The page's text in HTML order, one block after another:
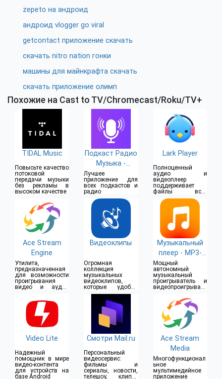
zepeto на андроид
андроид vlogger go viral
getcontact приложение скачать
скачать nitro nation гонки
машины для майнкрафта скачать
скачать приложение олимп
Похожие на Cast to TV/Chromecast/Roku/TV+
TIDAL Music
Повысьте качество
потоковой
передачи музыки
без рекламы в
высоком качестве
Подкаст Радио
Музыка -
Castbox
Лучшее
приложение для
всех подкастов и
радио
Lark Player
Полноценный
аудио и
видеоплеер
поддерживает
файлы всех
основных
форматов
Ace Stream
Engine
Утилита,
предназначенная
для возможности
проигрывания
видео и аудио
Видеоклипы
Огромная
коллекция
музыкальных
видеоклипов,
которые удобно
разделены по
жанрам
Музыкальный
плеер - MP3-
плеер
Мощный
автономный
музыкальный
проигрыватель и
видеопроигрывате
Video Lite
Надежный
помощник в мире
видео-контента
для устройств на
базе Android
Смотри Mail.ru
Персональный
видеосервис:
фильмы и
сериалы, новости,
телешоу, клипы,
Ace Stream
Media
Многофункционал
ьное
мультимедийное
приложение